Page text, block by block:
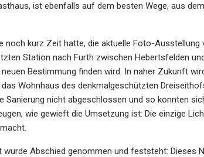
ist ebenfalls auf dem besten Wege, aus
noch kurz Zeit hatte, die aktuelle Foto-
Station nach Furth zwischen Hebertsfelden
Bestimmung finden wird. In naher Zukunft
Wohnhaus des denkmalgeschützten
Sanierung nicht abgeschlossen und so konnten
wie gewieft die Umsetzung ist: Die einzige
wurde Abschied genommen und feststeht: Dieses